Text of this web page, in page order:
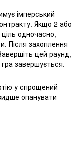
імперський
Якщо 2 або
одночасно,
Після захоплення
цей раунд,
завершується.
у спрощений
опанувати